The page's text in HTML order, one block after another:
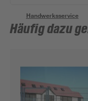
Handwerksservice
Häufig dazu